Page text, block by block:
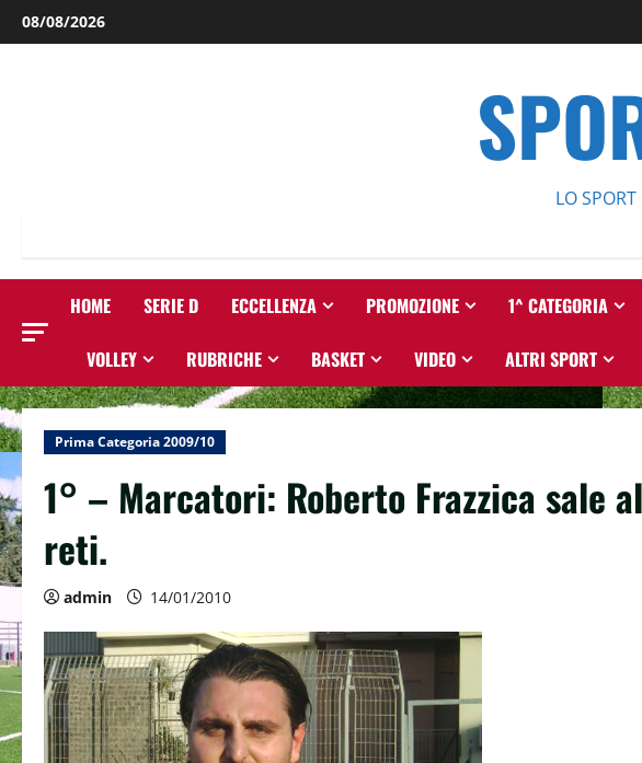
Salta
al
08/08/2026
LO SPORT
HOME SERIE D ECCELLENZA PROMOZIONE 1^ CATEGORIA
VOLLEY RUBRICHE BASKET VIDEO ALTRI SPORT
Prima Categoria 2009/10
1° – Marcatori: Roberto Frazzica sale
reti.
admin 14/01/2010